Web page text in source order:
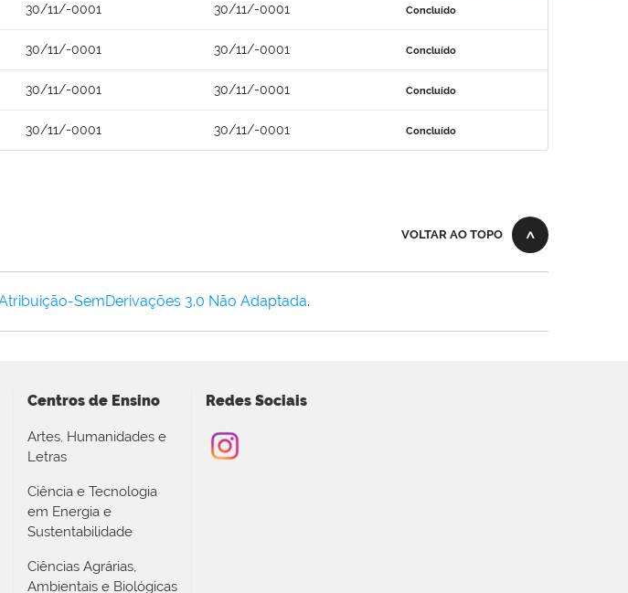
30/11/-0001 30/11/-0001 Concluído
30/11/-0001 30/11/-0001 Concluído
30/11/-0001 30/11/-0001 Concluído
30/11/-0001 30/11/-0001 Concluído
VOLTAR AO TOPO
SemDerivações 3.0 Não Adaptada.
Centros de Ensino
Artes, Humanidades e
Letras
Ciência e Tecnologia
em Energia e
Sustentabilidade
Ciências Agrárias,
Ambientais e Biológicas
Redes Sociais